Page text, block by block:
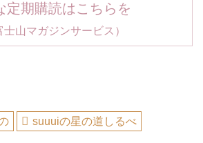
定期購読はこちらを
山マガジンサービス）
suuuiの星の道しるべ